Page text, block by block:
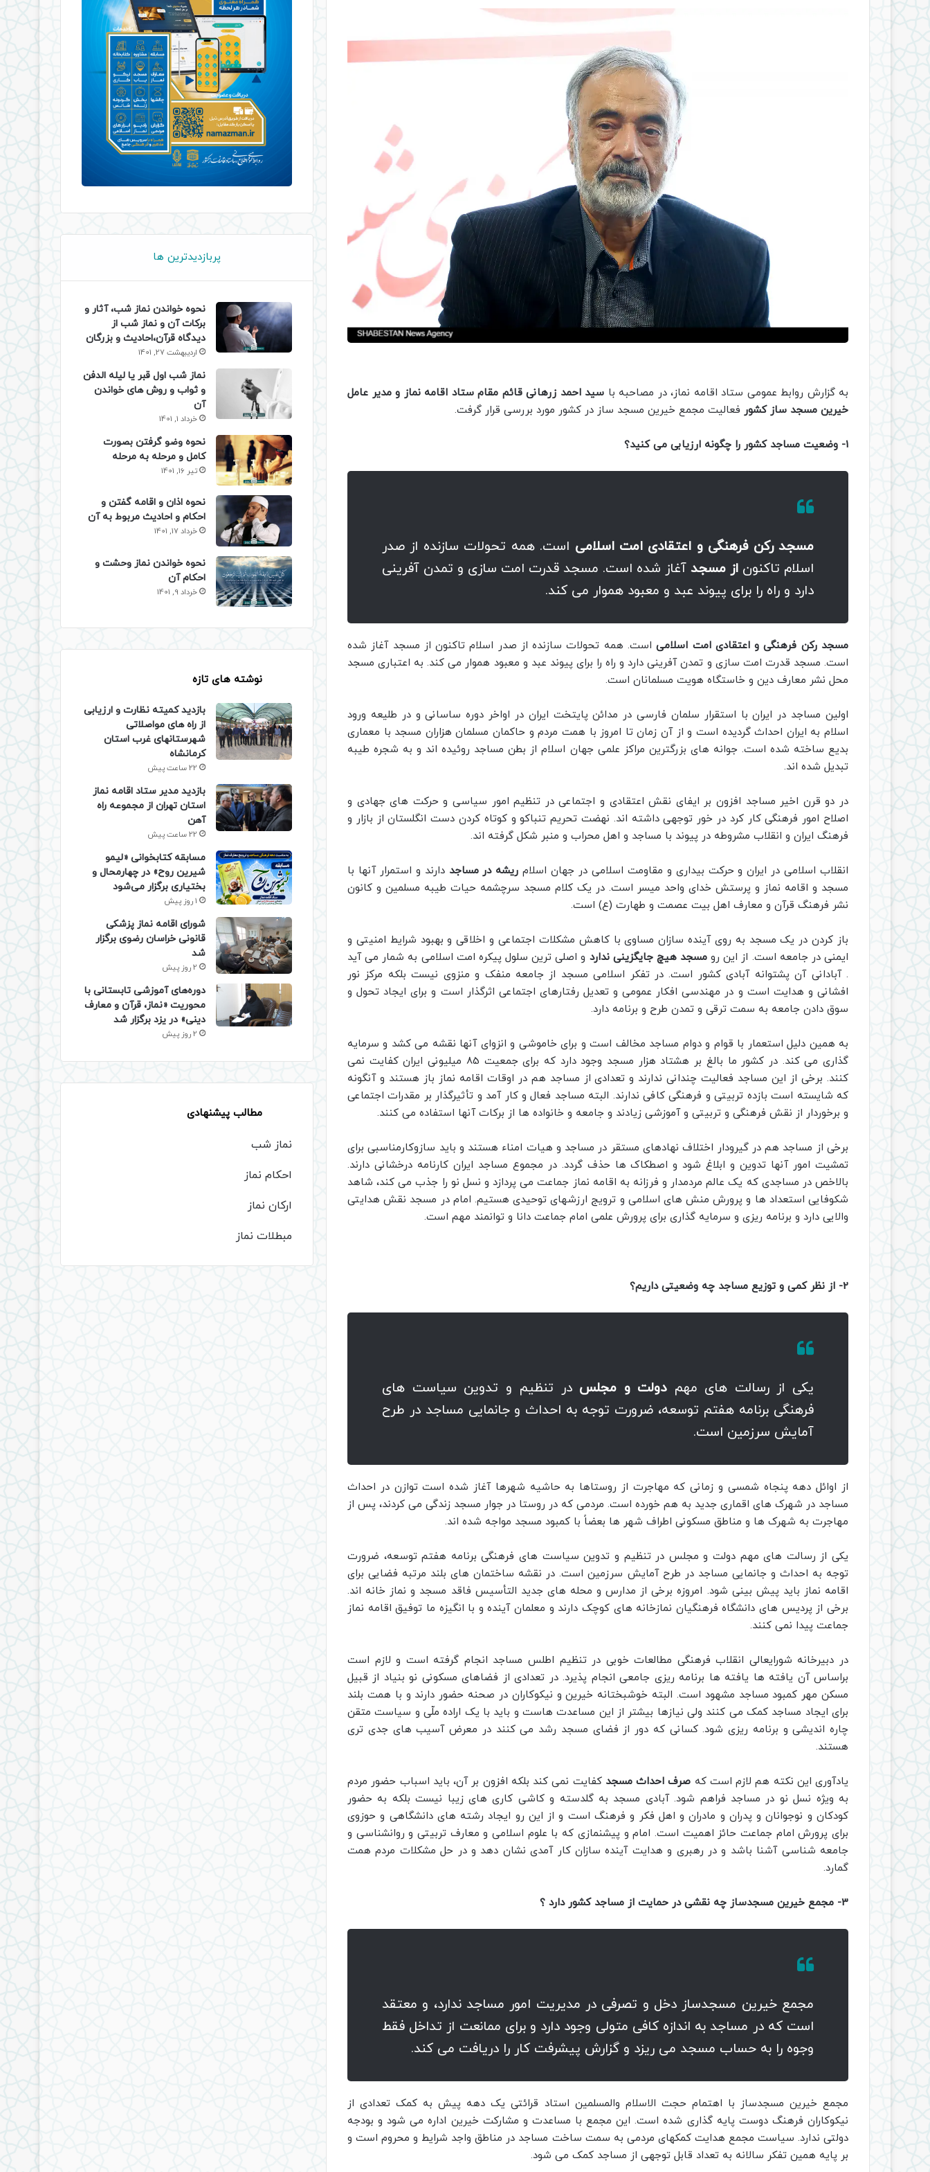
به گزارش روابط عمومی ستاد اقامه نماز، در مصاحبه با سید احمد زرهانی قائم مقام ستاد اقامه نماز و مدیر عامل
خیرین مسجد ساز کشور فعالیت مجمع خیرین مسجد ساز در کشور مورد بررسی قرار گرفت.
1- وضعیت مساجد کشور را چگونه ارزیابی می کنید؟
مسجد رکن فرهنگی و اعتقادی امت اسلامی است. همه تحولات سازنده از صدر
اسلام تاکنون از مسجد آغاز شده است. مسجد قدرت امت سازی و تمدن آفرینی
دارد و راه را برای پیوند عبد و معبود هموار می کند.
مسجد رکن فرهنگی و اعتقادی امت اسلامیاست. همه تحولات سازنده از صدر اسلام تاکنون از مسجد آغاز شده
است. مسجد قدرت امت سازی و تمدن آفرینی دارد و راه را برای پیوند عبد و معبود هموار می کند. به اعتباری مسجد
محل نشر معارف دین و خاستگاه هویت مسلمانان است.
اولین مساجد در ایران با استقرار سلمان فارسی در مدائن پایتخت ایران در اواخر دوره ساسانی و در طلیعه ورود
اسلام به ایران احداث گردیده است و از آن زمان تا امروز با همت مردم و حاکمان مسلمان هزاران مسجد با معماری
بدیع ساخته شده است. جوانه های بزرگترین مراکز علمی جهان اسلام از بطن مساجد روئیده اند و به شجره طیبه
تبدیل شده اند.
در دو قرن اخیر مساجد افزون بر ایفای نقش اعتقادی و اجتماعی در تنظیم امور سیاسی و حرکت های جهادی و
اصلاح امور فرهنگی کار کرد در خور توجهی داشته اند. نهضت تحریم تنباکو و کوتاه کردن دست انگلستان از بازار و
فرهنگ ایران و انقلاب مشروطه در پیوند با مساجد و اهل محراب و منبر شکل گرفته اند.
انقلاب اسلامی در ایران و حرکت بیداری و مقاومت اسلامی در جهان اسلام ریشه در مساجد دارند و استمرار آنها با
مسجد و اقامه نماز و پرستش خدای واحد میسر است. در یک کلام مسجد سرچشمه حیات طیبه مسلمین و کانون
نشر فرهنگ قرآن و معارف اهل بیت عصمت و طهارت (ع) است.
باز کردن در یک مسجد به روی آینده سازان مساوی با کاهش مشکلات اجتماعی و اخلاقی و بهبود شرایط امنیتی و
ایمنی در جامعه است. از این رو مسجد هیچ جایگزینی ندارد و اصلی ترین سلول پیکره امت اسلامی به شمار می آید
. آبادانی آن پشتوانه آبادی کشور است. در تفکر اسلامی مسجد از جامعه منفک و منزوی نیست بلکه مرکز نور
افشانی و هدایت است و در مهندسی افکار عمومی و تعدیل رفتارهای اجتماعی اثرگذار است و برای ایجاد تحول و
سوق دادن جامعه به سمت ترقی و تمدن طرح و برنامه دارد.
به همین دلیل استعمار با قوام و دوام مساجد مخالف است و برای خاموشی و انزوای آنها نقشه می کشد و سرمایه
گذاری می کند. در کشور ما بالغ بر هشتاد هزار مسجد وجود دارد که برای جمعیت 85 میلیونی ایران کفایت نمی
کنند. برخی از این مساجد فعالیت چندانی ندارند و تعدادی از مساجد هم در اوقات اقامه نماز باز هستند و آنگونه
که شایسته است بازده تربیتی و فرهنگی کافی ندارند. البته مساجد فعال و کار آمد و تأثیرگذار بر مقدرات اجتماعی
و برخوردار از نقش فرهنگی و تربیتی و آموزشی زیادند و جامعه و خانواده ها از برکات آنها استفاده می کنند.
برخی از مساجد هم در گیرودار اختلاف نهادهای مستقر در مساجد و هیات امناء هستند و باید سازوکارمناسبی برای
تمشیت امور آنها تدوین و ابلاغ شود و اصطکاک ها حذف گردد. در مجموع مساجد ایران کارنامه درخشانی دارند.
بالاخص در مساجدی که یک عالم مردمدار و فرزانه به اقامه نماز جماعت می پردازد و نسل نو را جذب می کند، شاهد
شکوفایی استعداد ها و پرورش منش های اسلامی و ترویج ارزشهای توحیدی هستیم. امام در مسجد نقش هدایتی
والایی دارد و برنامه ریزی و سرمایه گذاری برای پرورش علمی امام جماعت دانا و توانمند مهم است.
2- از نظر کمی و توزیع مساجد چه وضعیتی داریم؟
یکی از رسالت های مهم دولت و مجلس در تنظیم و تدوین سیاست های
فرهنگی برنامه هفتم توسعه، ضرورت توجه به احداث و جانمایی مساجد در طرح
آمایش سرزمین است.
از اوائل دهه پنجاه شمسی و زمانی که مهاجرت از روستاها به حاشیه شهرها آغاز شده است توازن در احداث
مساجد در شهرک های اقماری جدید به هم خورده است. مردمی که در روستا در جوار مسجد زندگی می کردند، پس از
مهاجرت به شهرک ها و مناطق مسکونی اطراف شهر ها بعضاً با کمبود مسجد مواجه شده اند.
یکی از رسالت های مهم دولت و مجلس در تنظیم و تدوین سیاست های فرهنگی برنامه هفتم توسعه، ضرورت
توجه به احداث و جانمایی مساجد در طرح آمایش سرزمین است. در نقشه ساختمان های بلند مرتبه فضایی برای
اقامه نماز باید پیش بینی شود. امروزه برخی از مدارس و محله های جدید التأسیس فاقد مسجد و نماز خانه اند.
برخی از پردیس های دانشگاه فرهنگیان نمازخانه های کوچک دارند و معلمان آینده و با انگیزه ما توفیق اقامه نماز
جماعت پیدا نمی کنند.
در دبیرخانه شورایعالی انقلاب فرهنگی مطالعات خوبی در تنظیم اطلس مساجد انجام گرفته است و لازم است
براساس آن یافته ها یافته ها برنامه ریزی جامعی انجام پذیرد. در تعدادی از فضاهای مسکونی نو بنیاد از قبیل
مسکن مهر کمبود مساجد مشهود است. البته خوشبختانه خیرین و نیکوکاران در صحنه حضور دارند و با همت بلند
برای ایجاد مساجد کمک می کنند ولی نیازها بیشتر از این مساعدت هاست و باید با یک اراده ملّی و سیاست متقن
چاره اندیشی و برنامه ریزی شود. کسانی که دور از فضای مسجد رشد می کنند در معرض آسیب های جدی تری
هستند.
یادآوری این نکته هم لازم است که صرف احداث مسجد کفایت نمی کند بلکه افزون بر آن، باید اسباب حضور مردم
به ویژه نسل نو در مساجد فراهم شود. آبادی مسجد به گلدسته و کاشی کاری های زیبا نیست بلکه به حضور
کودکان و نوجوانان و پدران و مادران و اهل فکر و فرهنگ است و از این رو ایجاد رشته های دانشگاهی و حوزوی
برای پرورش امام جماعت حائز اهمیت است. امام و پیشنمازی که با علوم اسلامی و معارف تربیتی و روانشناسی و
جامعه شناسی آشنا باشد و در رهبری و هدایت آینده سازان کار آمدی نشان دهد و در حل مشکلات مردم همت
گمارد.
3- مجمع خیرین مسجدساز چه نقشی در حمایت از مساجد کشور دارد ؟
مجمع خیرین مسجدساز دخل و تصرفی در مدیریت امور مساجد ندارد، و معتقد
است که در مساجد به اندازه کافی متولی وجود دارد و برای ممانعت از تداخل فقط
وجوه را به حساب مسجد می ریزد و گزارش پیشرفت کار را دریافت می کند.
مجمع خیرین مسجدساز با اهتمام حجت الاسلام والمسلمین استاد قرائتی یک دهه پیش به کمک تعدادی از
نیکوکاران فرهنگ دوست پایه گذاری شده است. این مجمع با مساعدت و مشارکت خیرین اداره می شود و بودجه
دولتی ندارد. سیاست مجمع هدایت کمکهای مردمی به سمت ساخت مساجد در مناطق واجد شرایط و محروم است و
بر پایه همین تفکر سالانه به تعداد قابل توجهی از مساجد کمک می شود.
پربازدیدترین ها
نحوه خواندن نماز شب، آثار و
برکات آن و نماز شب از
دیدگاه قرآن،احادیث و بزرگان
اردیبهشت 27, 1401
نماز شب اول قبر یا لیله الدفن
و ثواب و روش های خواندن
آن
خرداد 1, 1401
نحوه وضو گرفتن بصورت
کامل و مرحله به مرحله
تیر 16, 1401
نحوه اذان و اقامه گفتن و
احکام و احادیث مربوط به آن
خرداد 17, 1401
نحوه خواندن نماز وحشت و
احکام آن
خرداد 9, 1401
نوشته های تازه
بازدید کمیته نظارت و ارزیابی
از راه های مواصلاتی
شهرستانهای غرب استان
کرمانشاه
22 ساعت پیش
بازدید مدیر ستاد اقامه نماز
استان تهران از مجموعه راه
آهن
22 ساعت پیش
مسابقه کتابخوانی «لیمو
شیرین روح» در چهارمحال و
بختیاری برگزار می‌شود
1 روز پیش
شورای اقامه نماز پزشکی
قانونی خراسان رضوی برگزار
شد
2 روز پیش
دوره‌های آموزشی تابستانی با
محوریت «نماز، قرآن و معارف
دینی» در یزد برگزار شد
2 روز پیش
مطالب پیشنهادی
نماز شب
احکام نماز
ارکان نماز
مبطلات نماز